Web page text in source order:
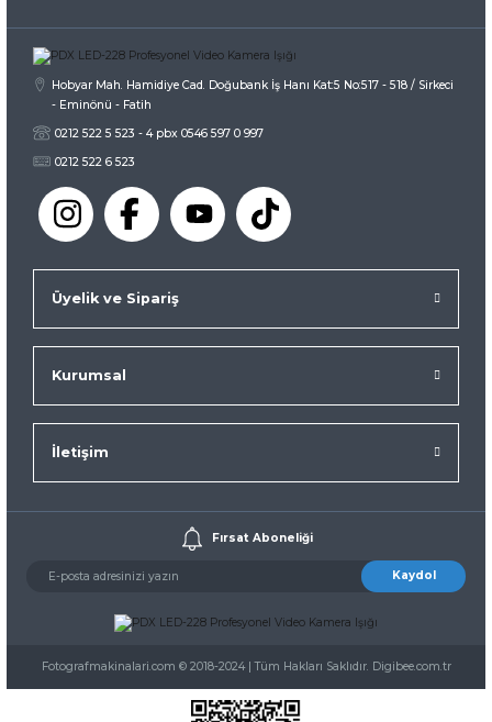
Hobyar Mah. Hamidiye Cad. Doğubank İş Hanı Kat:5 No:517 - 518 / Sirkeci
- Eminönü - Fatih
0212 522 5 523 - 4 pbx 0546 597 0 997
0212 522 6 523
Üyelik ve Sipariş
Kurumsal
İletişim
Fırsat Aboneliği
Kaydol
Fotografmakinalari.com © 2018-2024 | Tüm Hakları Saklıdır. Digibee.com.tr